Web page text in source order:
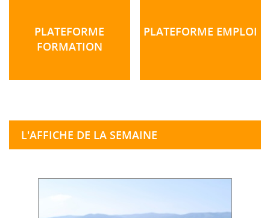
PLATEFORME
FORMATION
PLATEFORME EMPLOI
L'AFFICHE DE LA SEMAINE